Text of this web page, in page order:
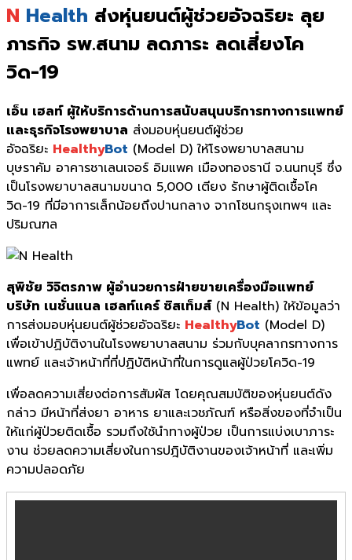
N Health ส่งหุ่นยนต์ผู้ช่วยอัจฉริยะ ลุย
ภารกิจ รพ.สนาม ลดภาระ ลดเสี่ยงโค
วิด-19
เอ็น เฮลท์ ผู้ให้บริการด้านการสนับสนุนบริการทางการแพทย์
และธุรกิจโรงพยาบาล ส่งมอบหุ่นยนต์ผู้ช่วย
อัจฉริยะ HealthyBot (Model D) ให้โรงพยาบาลสนาม
บุษราคัม อาคารชาเลนเจอร์ อิมแพค เมืองทองธานี จ.นนทบุรี ซึ่ง
เป็นโรงพยาบาลสนามขนาด 5,000 เตียง รักษาผู้ติดเชื้อโค
วิด-19 ที่มีอาการเล็กน้อยถึงปานกลาง จากโซนกรุงเทพฯ และ
ปริมณฑล
สุพิชัย วิจิตรภาพ ผู้อำนวยการฝ่ายขายเครื่องมือแพทย์
บริษัท เนชั่นแนล เฮลท์แคร์ ซิสเท็มส์(N Health) ให้ข้อมูลว่า
การส่งมอบหุ่นยนต์ผู้ช่วยอัจฉริยะ HealthyBot (Model D)
เพื่อเข้าปฏิบัติงานในโรงพยาบาลสนาม ร่วมกับบุคลากรทางการ
แพทย์ และเจ้าหน้าที่ที่ปฏิบัติหน้าที่ในการดูแลผู้ป่วยโควิด-19
เพื่อลดความเสี่ยงต่อการสัมผัส โดยคุณสมบัติของหุ่นยนต์ดัง
กล่าว มีหน้าที่ส่งยา อาหาร ยาและเวชภัณฑ์ หรือสิ่งของที่จำเป็น
ให้แก่ผู้ป่วยติดเชื้อ รวมถึงใช้นำทางผู้ป่วย เป็นการแบ่งเบาภาระ
งาน ช่วยลดความเสี่ยงในการปฎิบัติงานของเจ้าหน้าที่ และเพิ่ม
ความปลอดภัย